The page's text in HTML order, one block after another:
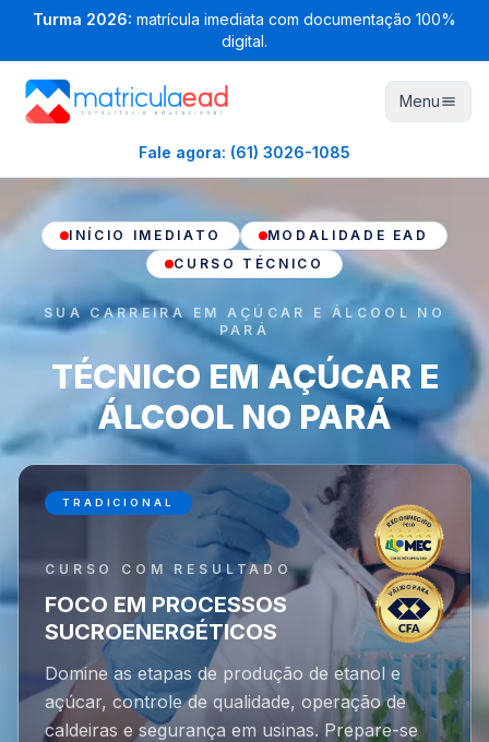
Turma 2026: matrícula imediata com documentação 100%
digital.
Menu
Fale agora: (61) 3026-1085
INÍCIO IMEDIATO
MODALIDADE EAD
CURSO TÉCNICO
SUA CARREIRA EM AÇÚCAR E ÁLCOOL NO
PARÁ
TÉCNICO EM AÇÚCAR E
ÁLCOOL NO PARÁ
TRADICIONAL
CURSO COM RESULTADO
FOCO EM PROCESSOS
SUCROENERGÉTICOS
Domine as etapas de produção de etanol e
açúcar, controle de qualidade, operação de
caldeiras e segurança em usinas. Prepare-se